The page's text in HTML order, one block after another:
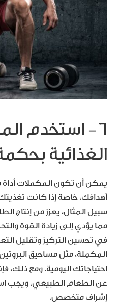
6- استخدم
الغذائية
يمكن أن تكون المكملات
أهدافك، خاصة إذا كانت
سبيل المثال، يعزز من إنتاج
مما يؤدي إلى زيادة القوة
في تحسين التركيز وتقليل
المكملة، مثل مساحيق
احتياجاتك اليومية. ومع ذلك،
عن الطعام الطبيعي، ويجب
إشراف متخصص.